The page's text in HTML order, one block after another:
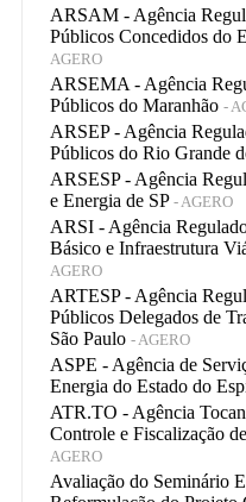
ARSAM - Agência
Públicos Concedidos do
AGERO
ARSEMA - Agência
Públicos do Maranhão -
ARSEP - Agência
Públicos do Rio Grande
ARSESP - Agência
e Energia de SP - AGERO
ARSI - Agência
Básico e Infraestrutura
AGERO
ARTESP - Agência
Públicos Delegados de
São Paulo - AGERO
ASPE - Agência de
Energia do Estado do
ATR.TO - Agência
Controle e Fiscalização
AGERO
Avaliação do Seminário